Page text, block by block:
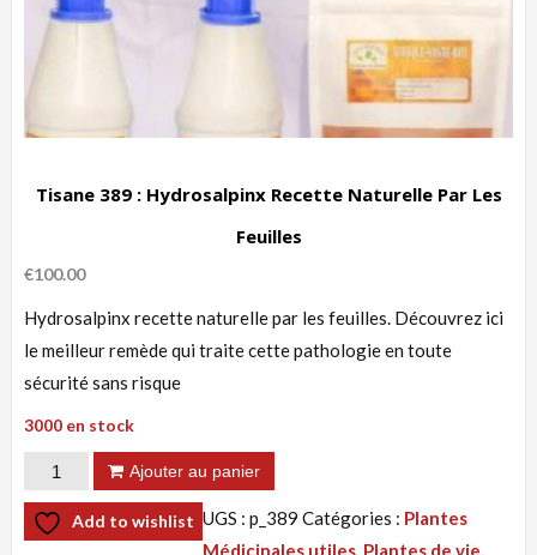
Tisane 389 : Hydrosalpinx Recette Naturelle Par Les
Feuilles
€100.00
Hydrosalpinx recette naturelle par les feuilles. Découvrez ici
le meilleur remède qui traite cette pathologie en toute
sécurité sans risque
3000 en stock
quantité
de
Tisane
Ajouter au panier
Add to wishlist UGS : p_389 Catégories : Plantes
Médicinales utiles, Plantes de vie,